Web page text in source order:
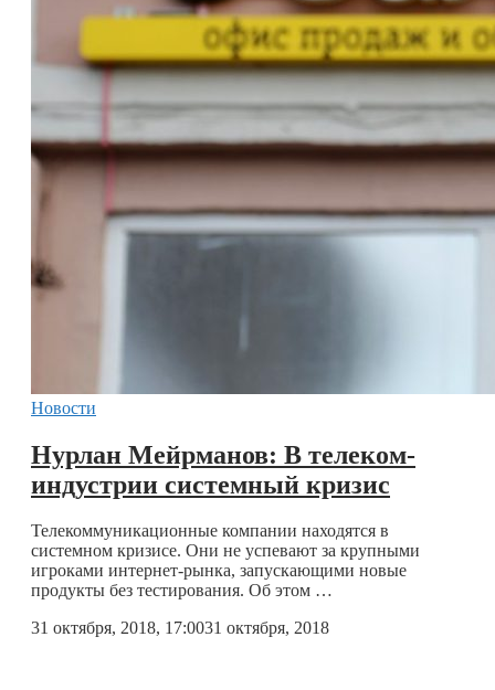
Новости
Нурлан Мейрманов: В телеком-
индустрии системный кризис
Телекоммуникационные компании находятся в
системном кризисе. Они не успевают за крупными
игроками интернет-рынка, запускающими новые
продукты без тестирования. Об этом …
31 октября, 2018, 17:0031 октября, 2018